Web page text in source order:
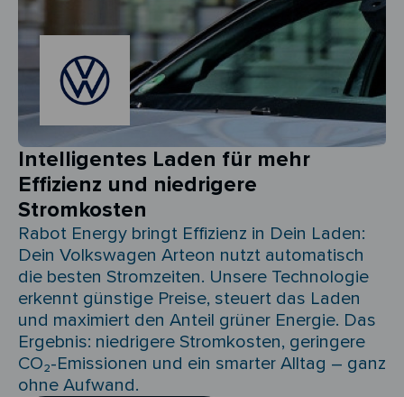
Intelligentes Laden für mehr
Effizienz und niedrigere
Stromkosten
Rabot Energy bringt Effizienz in Dein Laden:
Dein Volkswagen Arteon nutzt automatisch
die besten Stromzeiten. Unsere Technologie
erkennt günstige Preise, steuert das Laden
und maximiert den Anteil grüner Energie. Das
Ergebnis: niedrigere Stromkosten, geringere
CO₂-Emissionen und ein smarter Alltag – ganz
ohne Aufwand.